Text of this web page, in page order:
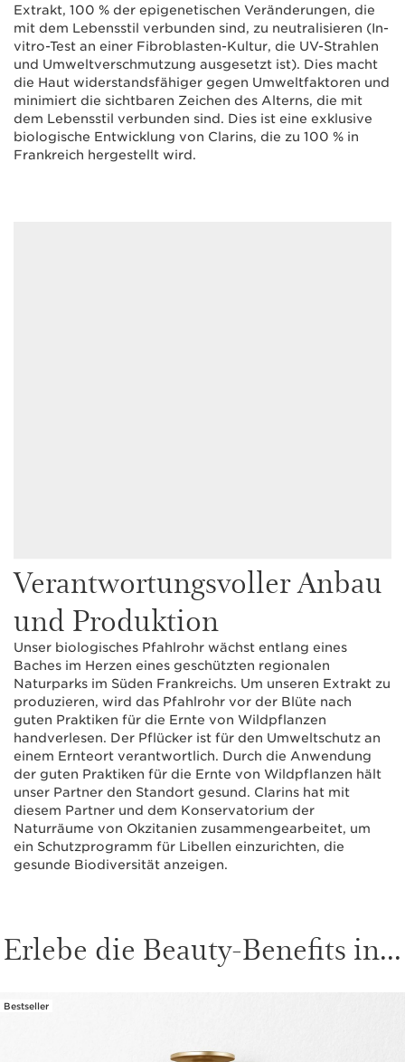
Extrakt, 100 % der epigenetischen Veränderungen, die
mit dem Lebensstil verbunden sind, zu neutralisieren (In-
vitro-Test an einer Fibroblasten-Kultur, die UV-Strahlen
und Umweltverschmutzung ausgesetzt ist). Dies macht
die Haut widerstandsfähiger gegen Umweltfaktoren und
minimiert die sichtbaren Zeichen des Alterns, die mit
dem Lebensstil verbunden sind. Dies ist eine exklusive
biologische Entwicklung von Clarins, die zu 100 % in
Frankreich hergestellt wird.
Verantwortungsvoller Anbau
und Produktion
Unser biologisches Pfahlrohr wächst entlang eines
Baches im Herzen eines geschützten regionalen
Naturparks im Süden Frankreichs. Um unseren Extrakt zu
produzieren, wird das Pfahlrohr vor der Blüte nach
guten Praktiken für die Ernte von Wildpflanzen
handverlesen. Der Pflücker ist für den Umweltschutz an
einem Ernteort verantwortlich. Durch die Anwendung
der guten Praktiken für die Ernte von Wildpflanzen hält
unser Partner den Standort gesund. Clarins hat mit
diesem Partner und dem Konservatorium der
Naturräume von Okzitanien zusammengearbeitet, um
ein Schutzprogramm für Libellen einzurichten, die
gesunde Biodiversität anzeigen.
Erlebe die Beauty-Benefits in...
Bestseller